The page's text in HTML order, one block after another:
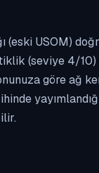
(eski USOM)
(seviye 4/10)
göre ağ